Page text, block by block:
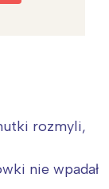
rozmyli,
nie wpadał